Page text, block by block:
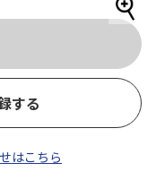
する
はこちら